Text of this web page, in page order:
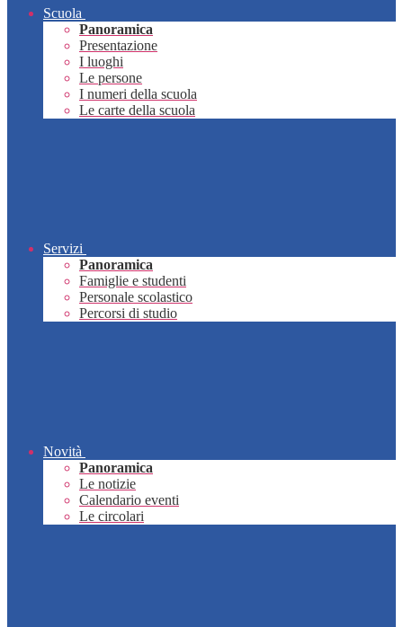
Scuola
Panoramica
Presentazione
I luoghi
Le persone
I numeri della scuola
Le carte della scuola
Servizi
Panoramica
Famiglie e studenti
Personale scolastico
Percorsi di studio
Novità
Panoramica
Le notizie
Calendario eventi
Le circolari